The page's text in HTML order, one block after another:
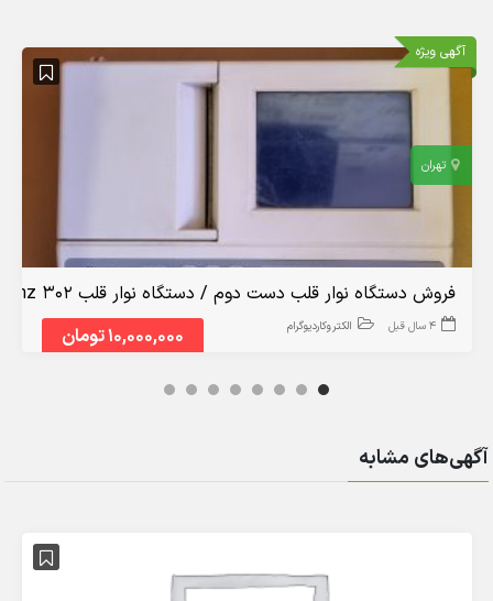
آگهی ویژه
تهران
10,000,000 تومان
فروش دستگاه نوار قلب دست دوم / دستگاه نوار قلب kenz 302
4 سال قبل الکتروکاردیوگرام
آگهی‌های مشابه